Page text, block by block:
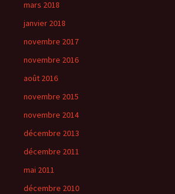
mars 2018
janvier 2018
novembre 2017
novembre 2016
août 2016
novembre 2015
novembre 2014
décembre 2013
décembre 2011
mai 2011
décembre 2010